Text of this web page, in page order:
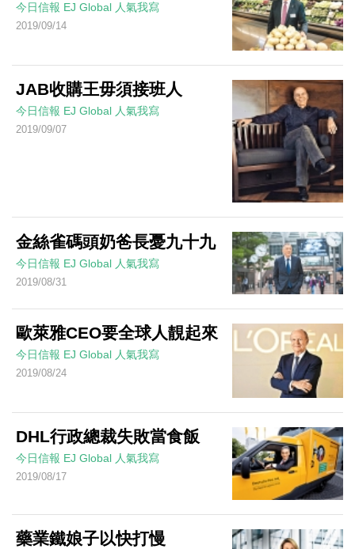
今日信報 EJ Global 人氣我寫
2019/09/14
JAB收購王毋須接班人
今日信報 EJ Global 人氣我寫
2019/09/07
金絲雀碼頭奶爸長憂九十九
今日信報 EJ Global 人氣我寫
2019/08/31
歐萊雅CEO要全球人靚起來
今日信報 EJ Global 人氣我寫
2019/08/24
DHL行政總裁失敗當食飯
今日信報 EJ Global 人氣我寫
2019/08/17
藥業鐵娘子以快打慢